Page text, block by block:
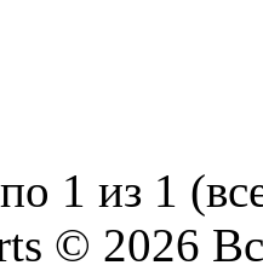
1 из 1
© 2026